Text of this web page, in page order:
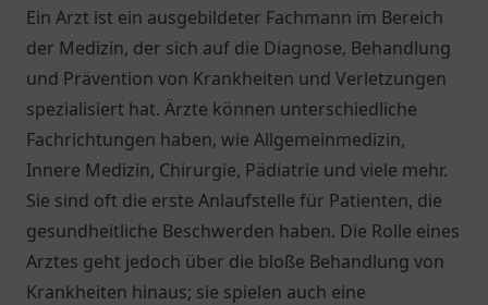
Ein Arzt ist ein ausgebildeter Fachmann im Bereich
der Medizin, der sich auf die Diagnose, Behandlung
und Prävention von Krankheiten und Verletzungen
spezialisiert hat. Ärzte können unterschiedliche
Fachrichtungen haben, wie Allgemeinmedizin,
Innere Medizin, Chirurgie, Pädiatrie und viele mehr.
Sie sind oft die erste Anlaufstelle für Patienten, die
gesundheitliche Beschwerden haben. Die Rolle eines
Arztes geht jedoch über die bloße Behandlung von
Krankheiten hinaus; sie spielen auch eine